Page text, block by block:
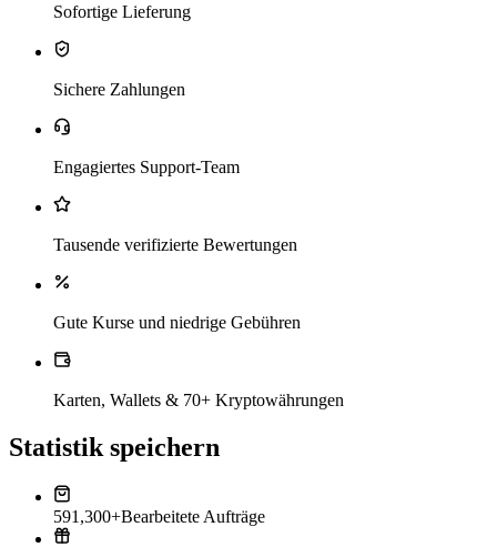
Sofortige Lieferung
Sichere Zahlungen
Engagiertes Support-Team
Tausende verifizierte Bewertungen
Gute Kurse und niedrige Gebühren
Karten, Wallets & 70+ Kryptowährungen
Statistik speichern
591,300+Bearbeitete Aufträge